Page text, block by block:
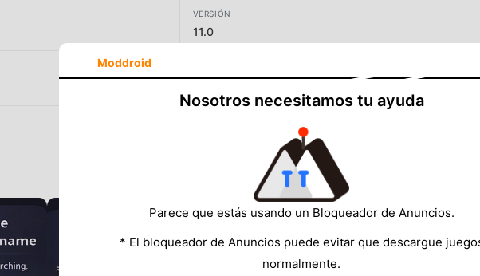
VERSIÓN
11.0
Moddroid
Nosotros necesitamos tu ayuda
Parece que estás usando un Bloqueador de Anuncios.
* El bloqueador de Anuncios puede evitar que descargue
normalmente.